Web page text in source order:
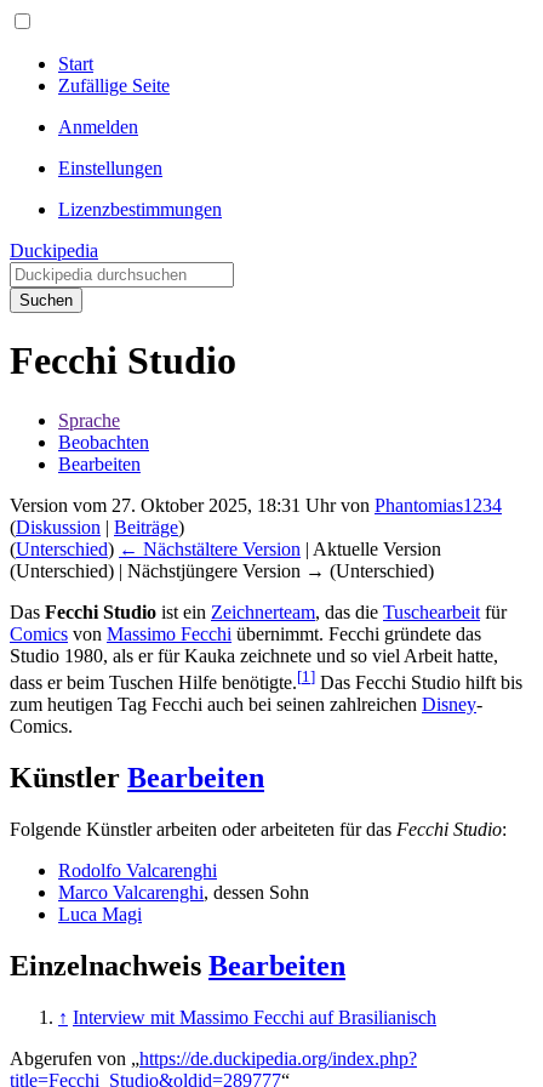
Start
Zufällige Seite
Anmelden
Einstellungen
Lizenzbestimmungen
Duckipedia
Suchen
Fecchi Studio
Sprache
Beobachten
Bearbeiten
Version vom 27. Oktober 2025, 18:31 Uhr von Phantomias1234
(Diskussion | Beiträge)
(Unterschied) ← Nächstältere Version | Aktuelle Version
(Unterschied) | Nächstjüngere Version → (Unterschied)
Das Fecchi Studio ist ein Zeichnerteam, das die Tuschearbeit für
Comics von Massimo Fecchi übernimmt. Fecchi gründete das
Studio 1980, als er für Kauka zeichnete und so viel Arbeit hatte,
dass er beim Tuschen Hilfe benötigte.[1 ] Das Fecchi Studio hilft bis
zum heutigen Tag Fecchi auch bei seinen zahlreichen Disney-
Comics.
Künstler Bearbeiten
Folgende Künstler arbeiten oder arbeiteten für das Fecchi Studio:
Rodolfo Valcarenghi
Marco Valcarenghi, dessen Sohn
Luca Magi
Einzelnachweis Bearbeiten
↑ Interview mit Massimo Fecchi auf Brasilianisch
Abgerufen von „https://de.duckipedia.org/index.php?
title=Fecchi_Studio&oldid=289777“